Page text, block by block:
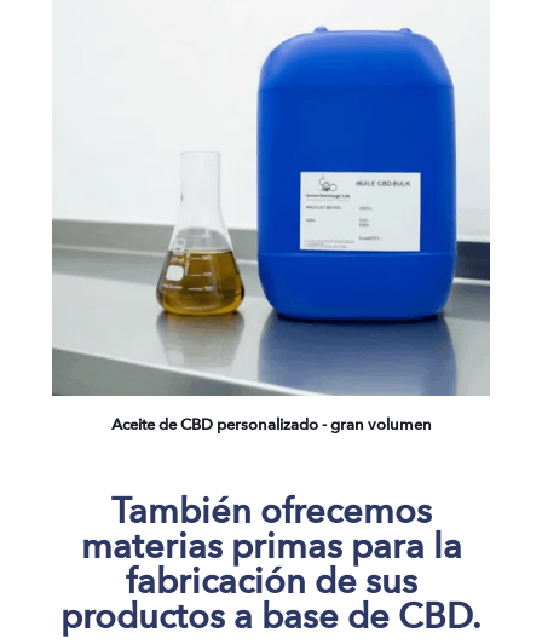
Aceite de CBD personalizado - gran volumen
También ofrecemos
materias primas para la
fabricación de sus
productos a base de CBD.